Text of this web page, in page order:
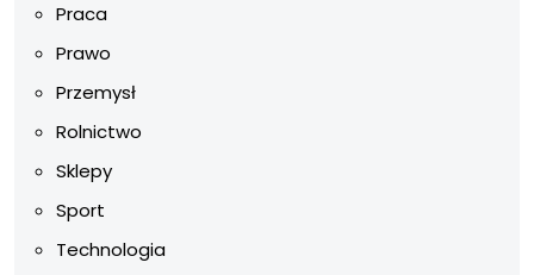
Praca
Prawo
Przemysł
Rolnictwo
Sklepy
Sport
Technologia